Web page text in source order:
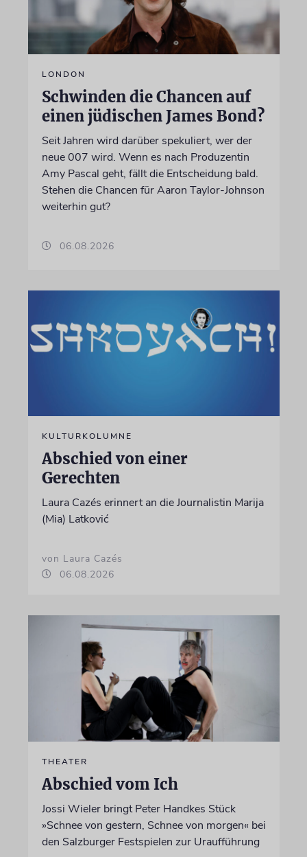
LONDON
Schwinden die Chancen auf
einen jüdischen James Bond?
Seit Jahren wird darüber spekuliert, wer der
neue 007 wird. Wenn es nach Produzentin
Amy Pascal geht, fällt die Entscheidung bald.
Stehen die Chancen für Aaron Taylor-Johnson
weiterhin gut?
06.08.2026
KULTURKOLUMNE
Abschied von einer
Gerechten
Laura Cazés erinnert an die Journalistin Marija
(Mia) Latković
von Laura Cazés
06.08.2026
THEATER
Abschied vom Ich
Jossi Wieler bringt Peter Handkes Stück
»Schnee von gestern, Schnee von morgen« bei
den Salzburger Festspielen zur Uraufführung